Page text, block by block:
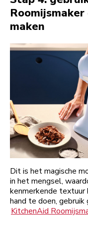
maken
Dit is het magische
in het mengsel,
kenmerkende
hand te doen,
KitchenAid